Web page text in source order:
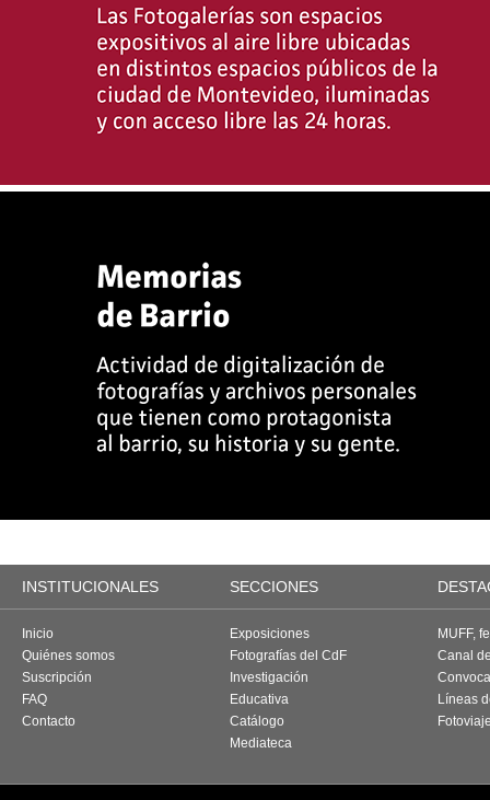
INSTITUCIONALES SECCIONES
Inicio
Quiénes somos
Suscripción
FAQ
Contacto
Exposiciones
Fotografías del CdF
Investigación
Educativa
Catálogo
Mediateca
MUFF,
Canal
Líneas